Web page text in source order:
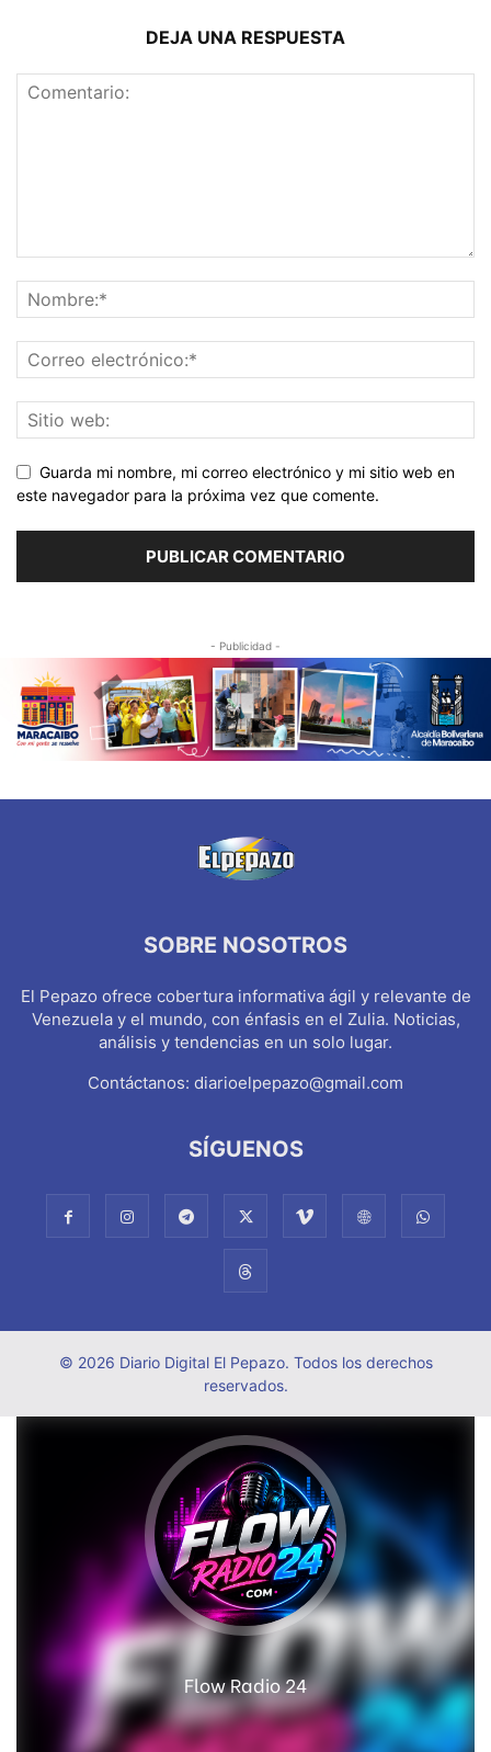
DEJA UNA RESPUESTA
Guarda mi nombre, mi correo electrónico y mi sitio web en
este navegador para la próxima vez que comente.
- Publicidad -
SOBRE NOSOTROS
El Pepazo ofrece cobertura informativa ágil y relevante de
Venezuela y el mundo, con énfasis en el Zulia. Noticias,
análisis y tendencias en un solo lugar.
Contáctanos: diarioelpepazo@gmail.com
SÍGUENOS
© 2026 Diario Digital El Pepazo. Todos los derechos
reservados.